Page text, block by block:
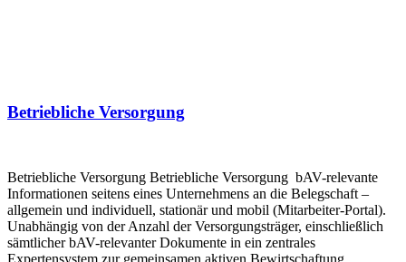
Betriebliche Versorgung
Betriebliche Versorgung Betriebliche Versorgung bAV-relevante
Informationen seitens eines Unternehmens an die Belegschaft –
allgemein und individuell, stationär und mobil (Mitarbeiter-Portal).
Unabhängig von der Anzahl der Versorgungsträger, einschließlich
sämtlicher bAV-relevanter Dokumente in ein zentrales